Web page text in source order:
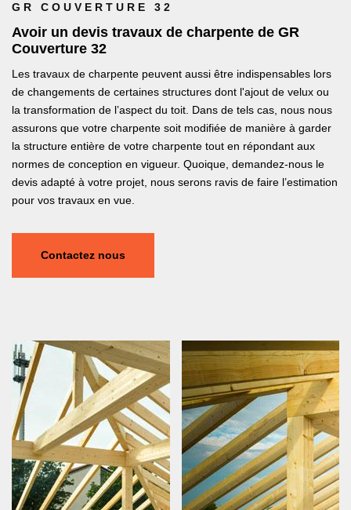
GR COUVERTURE 32
Avoir un devis travaux de charpente de GR
Couverture 32
Les travaux de charpente peuvent aussi être indispensables lors
de changements de certaines structures dont l'ajout de velux ou
la transformation de l’aspect du toit. Dans de tels cas, nous nous
assurons que votre charpente soit modifiée de manière à garder
la structure entière de votre charpente tout en répondant aux
normes de conception en vigueur. Quoique, demandez-nous le
devis adapté à votre projet, nous serons ravis de faire l’estimation
pour vos travaux en vue.
Contactez nous